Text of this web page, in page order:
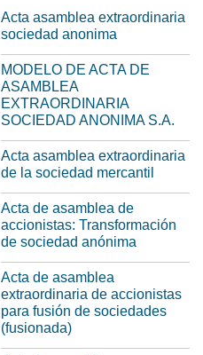
Acta asamblea extraordinaria
sociedad anonima
MODELO DE ACTA DE
ASAMBLEA
EXTRAORDINARIA
SOCIEDAD ANONIMA S.A.
Acta asamblea extraordinaria
de la sociedad mercantil
Acta de asamblea de
accionistas: Transformación
de sociedad anónima
Acta de asamblea
extraordinaria de accionistas
para fusión de sociedades
(fusionada)